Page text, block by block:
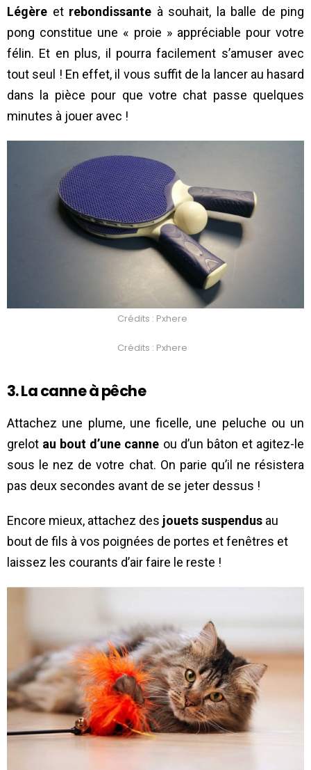
Légère et rebondissante à souhait, la balle de ping
pong constitue une « proie » appréciable pour votre
félin. Et en plus, il pourra facilement s’amuser avec
tout seul ! En effet, il vous suffit de la lancer au hasard
dans la pièce pour que votre chat passe quelques
minutes à jouer avec !
Crédits : Pxhere
Crédits : Pxhere
3. La canne à pêche
Attachez une plume, une ficelle, une peluche ou un
grelot au bout d’une canne ou d’un bâton et agitez-le
sous le nez de votre chat. On parie qu’il ne résistera
pas deux secondes avant de se jeter dessus !
Encore mieux, attachez des jouets suspendus au
bout de fils à vos poignées de portes et fenêtres et
laissez les courants d’air faire le reste !